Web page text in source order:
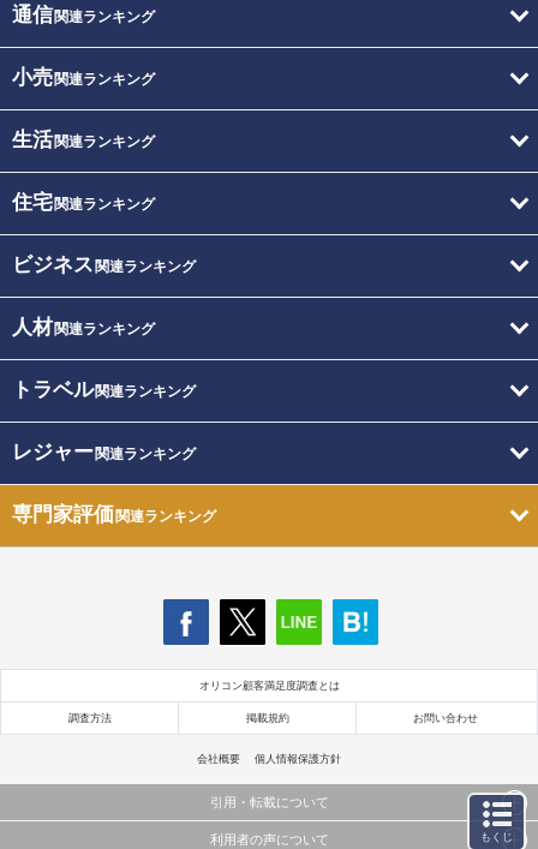
通信関連ランキング
小売関連ランキング
生活関連ランキング
住宅関連ランキング
ビジネス 関連ランキング
人材関連ランキング
トラベル関連ランキング
レジャー関連ランキング
専門家評価関連ランキング
オリコン顧客満足度調査とは
調査方法 掲載規約 お問い合わせ
会社概要 個人情報保護方針
引用・転載について
当サイトで公開されている情報（文字、写真、イラスト、画像データ等）及びこれらの配置・
利用者の声について もくじ